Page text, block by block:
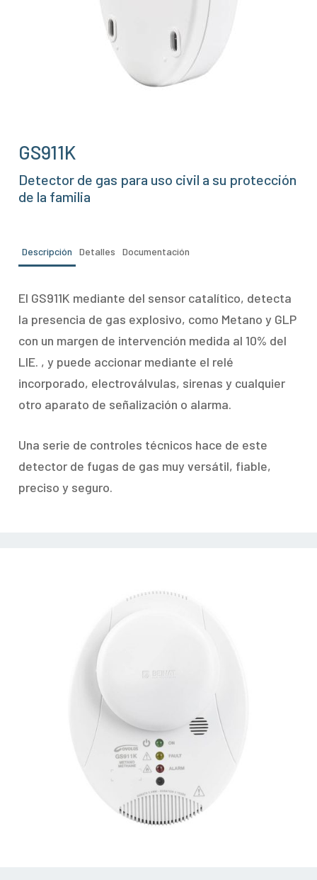
GS911K
Detector de gas para uso civil a su protección
de la familia
Descripción Detalles Documentación
El GS911K mediante del sensor catalítico, detecta
la presencia de gas explosivo, como Metano y GLP
con un margen de intervención medida al 10% del
LIE. , y puede accionar mediante el relé
incorporado, electroválvulas, sirenas y cualquier
otro aparato de señalización o alarma.
Una serie de controles técnicos hace de este
detector de fugas de gas muy versátil, fiable,
preciso y seguro.